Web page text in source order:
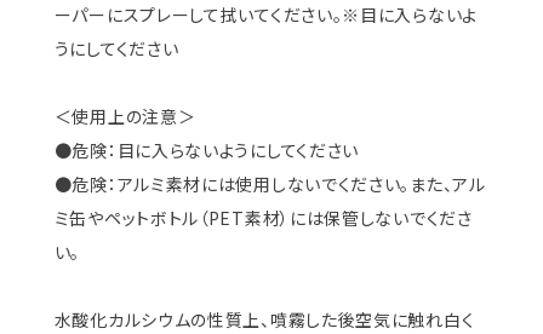
ーパーにスプレーして拭いてください。※目に入らないよ
うにしてください
＜使用上の注意＞
●危険：目に入らないようにしてください
●危険：アルミ素材には使用しないでください。また、アル
ミ缶やペットボトル（PET素材）には保管しないでくださ
い。
水酸化カルシウムの性質上、噴霧した後空気に触れ白く